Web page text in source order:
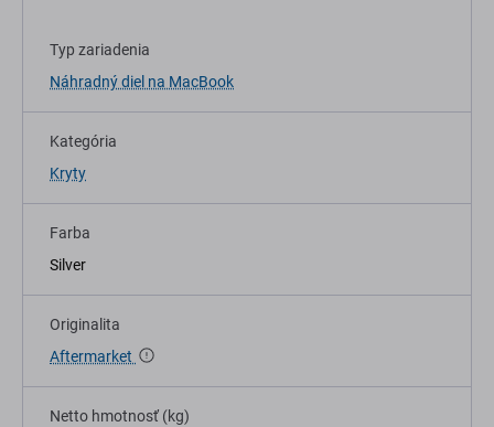
Typ zariadenia
Náhradný diel na MacBook
Kategória
Kryty
Farba
Silver
Originalita
Aftermarket
Netto hmotnosť (kg)